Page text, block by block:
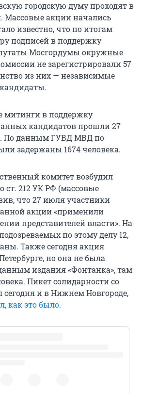
городскую думу проходят в
Массовые акции начались
известно, что по итогам
подписей в поддержку
Мосгордумы окружные
не зарегистрировали 57
из них — независимые
митинги в поддержку
кандидатов прошли 27
По данным ГУВД МВД по
задержаны 1674 человека.
комитет возбудил
ст. 212 УК РФ (массовые
что 27 июля участники
акции «применили
представителей власти». На
по этому делу 12,
Также сегодня акция
но она не была
издания «Фонтанка», там
Пикет солидарности со
сегодня и в Нижнем Новгороде,
как это было.